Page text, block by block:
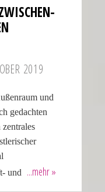
2019
und
gedachten
und